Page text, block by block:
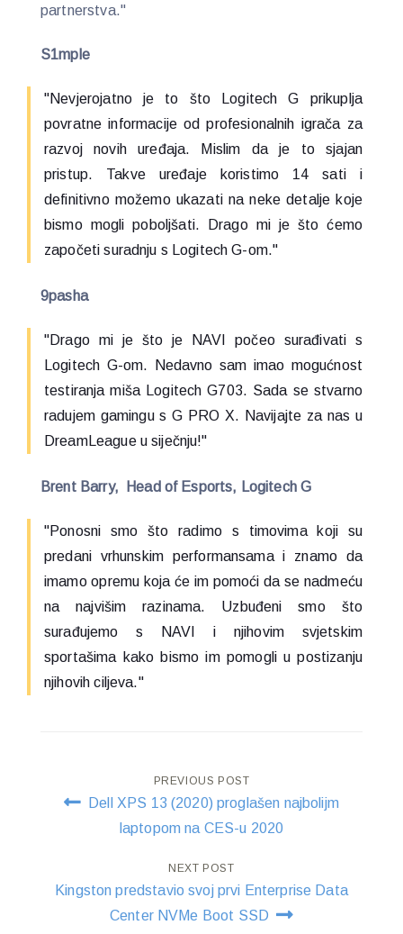
partnerstva."
S1mple
"Nevjerojatno je to što Logitech G prikuplja
povratne informacije od profesionalnih igrača za
razvoj novih uređaja. Mislim da je to sjajan
pristup. Takve uređaje koristimo 14 sati i
definitivno možemo ukazati na neke detalje koje
bismo mogli poboljšati. Drago mi je što ćemo
započeti suradnju s Logitech G-om."
9pasha
"Drago mi je što je NAVI počeo surađivati s
Logitech G-om. Nedavno sam imao mogućnost
testiranja miša Logitech G703. Sada se stvarno
radujem gamingu s G PRO X. Navijajte za nas u
DreamLeague u siječnju!"
Brent Barry, Head of Esports, Logitech G
"Ponosni smo što radimo s timovima koji su
predani vrhunskim performansama i znamo da
imamo opremu koja će im pomoći da se nadmeću
na najvišim razinama. Uzbuđeni smo što
surađujemo s NAVI i njihovim svjetskim
sportašima kako bismo im pomogli u postizanju
njihovih ciljeva."
Post
navigation
PREVIOUS POST
Dell XPS 13 (2020) proglašen najbolijm
laptopom na CES-u 2020
NEXT POST
Kingston predstavio svoj prvi Enterprise Data
Center NVMe Boot SSD